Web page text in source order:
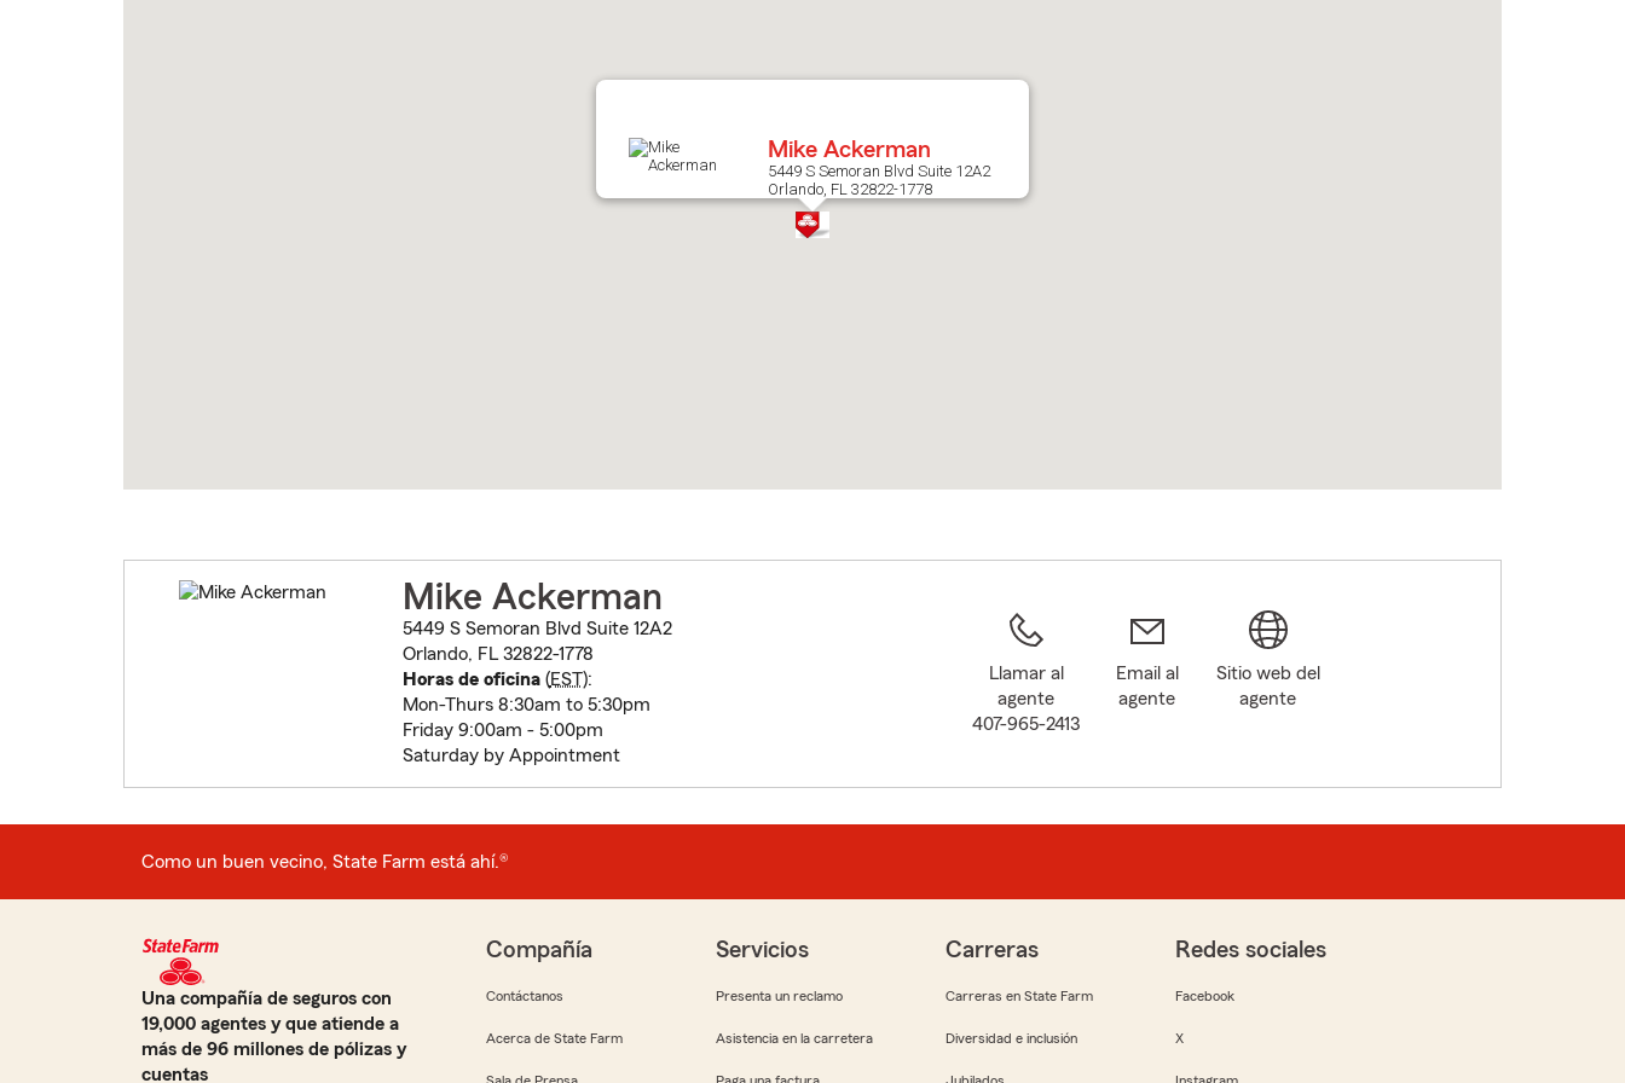
Mike Ackerman
5449 S Semoran Blvd Suite 12A2
Orlando, FL 32822-1778
Mike Ackerman
5449 S Semoran Blvd Suite 12A2
Orlando, FL 32822-1778
Horas de oficina(EST):
Mon-Thurs 8:30am to 5:30pm
Friday 9:00am - 5:00pm
Saturday by Appointment
Llamar al
agente
407-965-2413
Email al
agente
Sitio web del
agente
Como un buen vecino, State Farm está ahí.®
Una compañía de seguros con
19,000 agentes y que atiende a
más de 96 millones de pólizas y
cuentas
Compañía
Contáctanos
Acerca de State Farm
Servicios
Presenta un reclamo
Asistencia en la carretera
Carreras
Carreras en State Farm
Diversidad e inclusión
Redes sociales
Facebook
X